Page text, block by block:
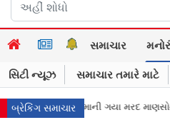
સમાચાર
સિટી ન્યૂઝ સમાચાર તમારે માટે
બ્રેકિંગ સમાચાર
ગયા મરદ માણસોને! અમેરિકામાં